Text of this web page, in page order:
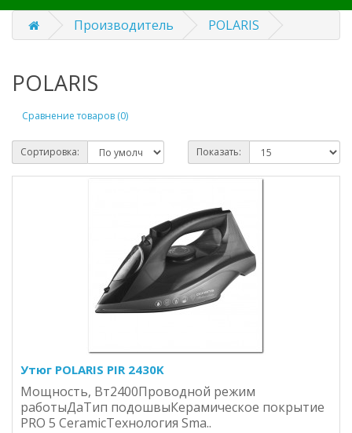
Производитель POLARIS
POLARIS
Сравнение товаров (0)
Сортировка: Показать:
Утюг POLARIS PIR 2430K
Мощность, Вт2400Проводной режим
работыДаТип подошвыКерамическое покрытие
PRO 5 CeramicТехнология Sma..